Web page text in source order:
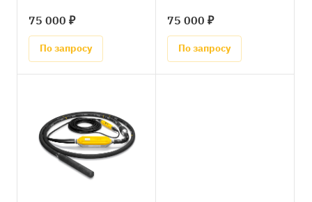
75 000 ₽
По запросу
75 000 ₽
По запросу